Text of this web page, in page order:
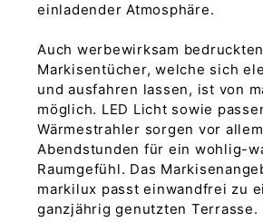
einladender Atmosphäre.
Auch werbewirksam bedruckten
Markisentücher, welche sich
und ausfahren lassen, ist von
möglich. LED Licht sowie
Wärmestrahler sorgen vor
Abendstunden für ein wohlig-
Raumgefühl. Das
markilux passt einwandfrei zu
ganzjährig genutzten Terrasse.